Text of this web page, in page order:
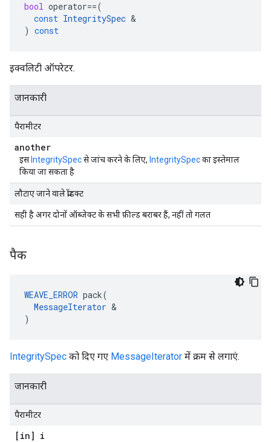
bool operator==(
const IntegritySpec &
) const
इक्वलिटी ऑपरेटर.
जानकारी
पैरामीटर
another
इस IntegritySpecसे जांच करने के लिए, IntegritySpecका इस्तेमाल
किया जा सकता है
लौटाए जाने वाले प्रॉडक्ट
सही है अगर दोनों ऑब्जेक्ट के सभी फ़ील्ड बराबर हैं, नहीं तो गलत
पैक
WEAVE_ERROR pack(
MessageIterator &
)
IntegritySpec को दिए गए MessageIterator में क्रम से लगाएं.
जानकारी
पैरामीटर
[in] i